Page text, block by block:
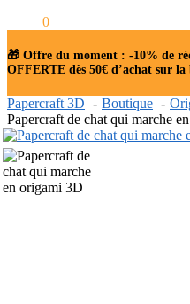
0
🎁 Offre du moment : -10% de
OFFERTE dès 50€ d’achat sur
Papercraft 3D Boutique
Papercraft de chat qui marche